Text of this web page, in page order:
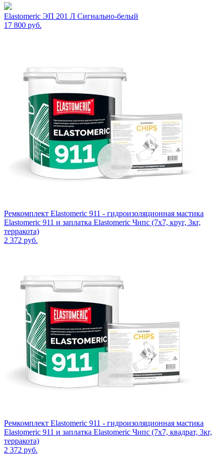
Elastomeric ЭП 201 Л Сигнально-белый
17 800 руб.
Ремкомплект Elastomeric 911 - гидроизоляционная мастика
Elastomeric 911 и заплатка Elastomeric Чипс (7х7, круг, 3кг,
терракота)
2 372 руб.
Ремкомплект Elastomeric 911 - гидроизоляционная мастика
Elastomeric 911 и заплатка Elastomeric Чипс (7х7, квадрат, 3кг,
терракота)
2 372 руб.